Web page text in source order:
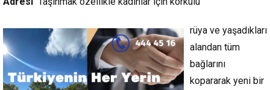
rüya ve yaşadıkları
alandan tüm
bağlarını
kopararak yeni bir